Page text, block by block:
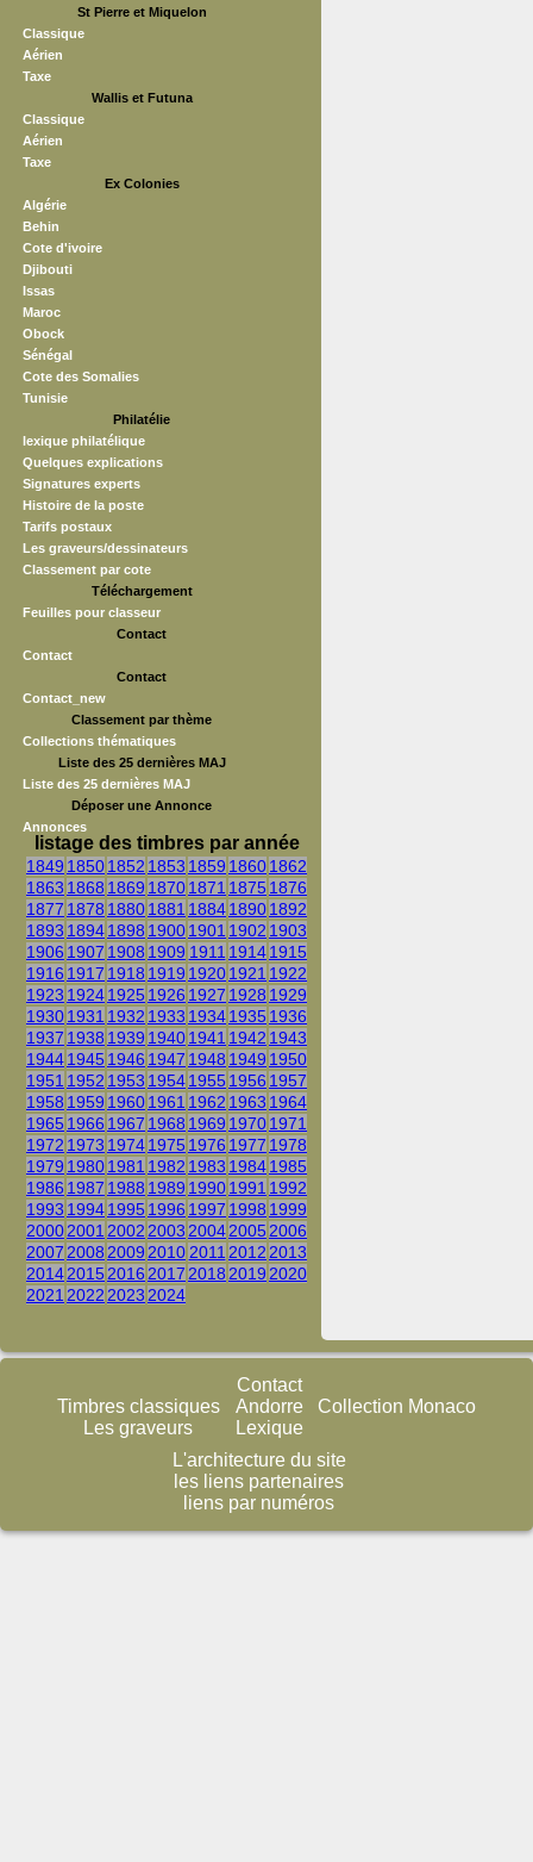
St Pierre et Miquelon
Classique
Aérien
Taxe
Wallis et Futuna
Classique
Aérien
Taxe
Ex Colonies
Algérie
Behin
Cote d'ivoire
Djibouti
Issas
Maroc
Obock
Sénégal
Cote des Somalies
Tunisie
Philatélie
lexique philatélique
Quelques explications
Signatures experts
Histoire de la poste
Tarifs postaux
Les graveurs/dessinateurs
Classement par cote
Téléchargement
Feuilles pour classeur
Contact
Contact
Contact
Contact_new
Classement par thème
Collections thématiques
Liste des 25 dernières MAJ
Liste des 25 dernières MAJ
Déposer une Annonce
Annonces
listage des timbres par année
1849 18501852 1853 1859 18601862
1863 1868 1869 18701871 1875 1876
1877 1878 18801881 188418901892
1893 18941898 19001901 1902 1903
1906 1907 1908 1909 1911 19141915
1916 1917 1918 1919 19201921 1922
1923 19241925 1926 1927 1928 1929
19301931 1932 1933 19341935 1936
1937 1938 1939 19401941 1942 1943
19441945 1946 1947 1948 1949 1950
1951 1952 1953 19541955 1956 1957
1958 1959 19601961 1962 1963 1964
1965 1966 1967 1968 1969 19701971
1972 1973 19741975 1976 1977 1978
1979 19801981 1982 1983 19841985
1986 1987 1988 1989 19901991 1992
1993 19941995 1996 1997 1998 1999
2000200120022003200420052006
2007200820092010201120122013
2014201520162017201820192020
2021202220232024
Timbres classiques
Les graveurs
Contact
Andorre
Lexique
Collection Monaco
L'architecture du site
les liens partenaires
liens par numéros